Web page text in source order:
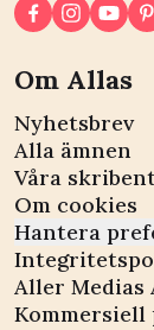
Om Allas
Nyhetsbrev
Alla ämnen
Våra
Om cookies
Hantera
Aller Medias
Kommersiell